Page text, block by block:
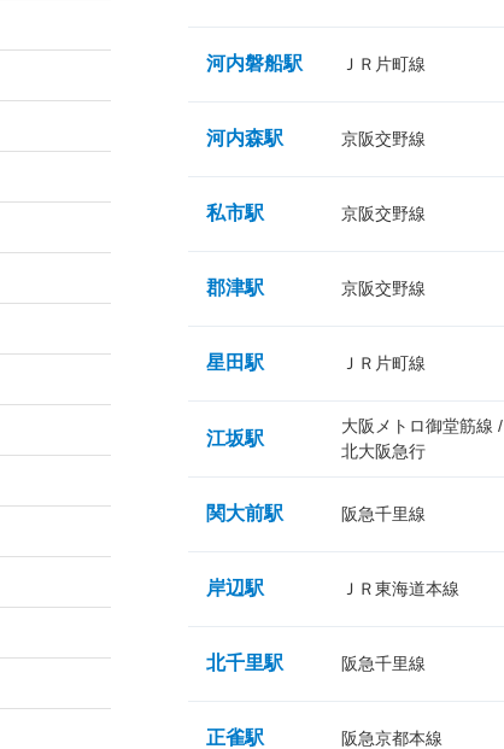
河内磐船駅 ＪＲ片町線
河内森駅 京阪交野線
私市駅 京阪交野線
郡津駅 京阪交野線
星田駅 ＪＲ片町線
江坂駅
大阪メトロ御堂筋線 /
北大阪急行
関大前駅 阪急千里線
岸辺駅 ＪＲ東海道本線
北千里駅 阪急千里線
正雀駅 阪急京都本線